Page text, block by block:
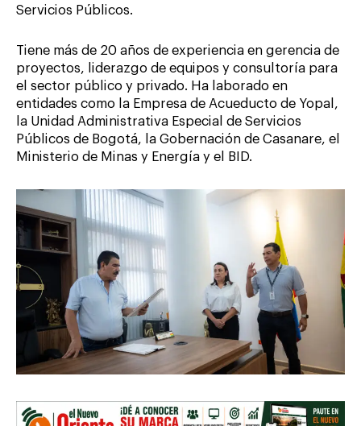
Servicios Públicos.
Tiene más de 20 años de experiencia en gerencia de
proyectos, liderazgo de equipos y consultoría para
el sector público y privado. Ha laborado en
entidades como la Empresa de Acueducto de Yopal,
la Unidad Administrativa Especial de Servicios
Públicos de Bogotá, la Gobernación de Casanare, el
Ministerio de Minas y Energía y el BID.